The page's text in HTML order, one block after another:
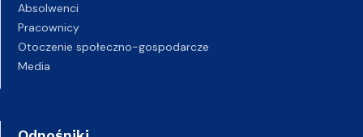
Absolwenci
Pracownicy
Otoczenie społeczno-gospodarcze
Media